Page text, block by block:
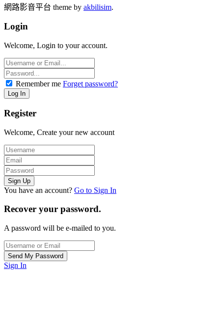
網路影音平台 theme by akbilisim.
Login
Welcome, Login to your account.
Remember me Forget password?
Register
Welcome, Create your new account
You have an account? Go to Sign In
Recover your password.
A password will be e-mailed to you.
Sign In